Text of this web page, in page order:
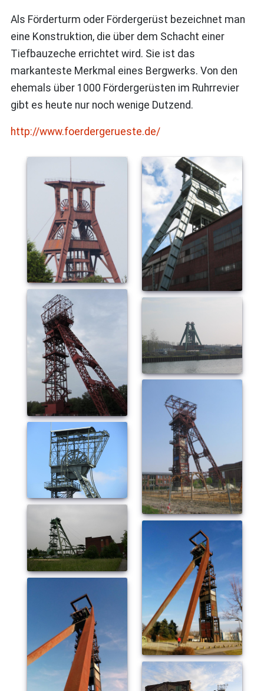
Als Förderturm oder Fördergerüst bezeichnet man
eine Konstruktion, die über dem Schacht einer
Tiefbauzeche errichtet wird. Sie ist das
markanteste Merkmal eines Bergwerks. Von den
ehemals über 1000 Fördergerüsten im Ruhrrevier
gibt es heute nur noch wenige Dutzend.
http://www.foerdergerueste.de/